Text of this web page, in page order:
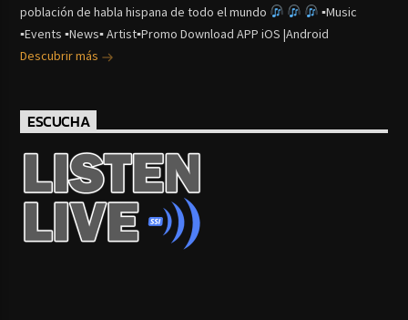
población de habla hispana de todo el mundo
▪Music
▪Events ▪News▪ Artist▪Promo Download APP iOS |Android
Descubrir más
ESCUCHA